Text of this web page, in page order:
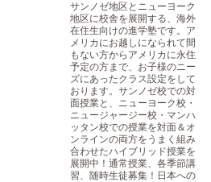
サンノゼ地区とニューヨーク
地区に校舎を展開する、海外
在住生向けの進学塾です。ア
メリカにお越しになられて間
もない方からアメリカに永住
予定の方まで、お子様のニー
ズにあったクラス設定をして
おります。サンノゼ校での対
面授業と、ニューヨーク校・
ニュージャージー校・マンハ
ッタン校での授業を対面＆オ
ンラインの両方をうまく組み
合わせたハイブリッド授業を
展開中！通常授業、各季節講
習、随時生徒募集！日本への